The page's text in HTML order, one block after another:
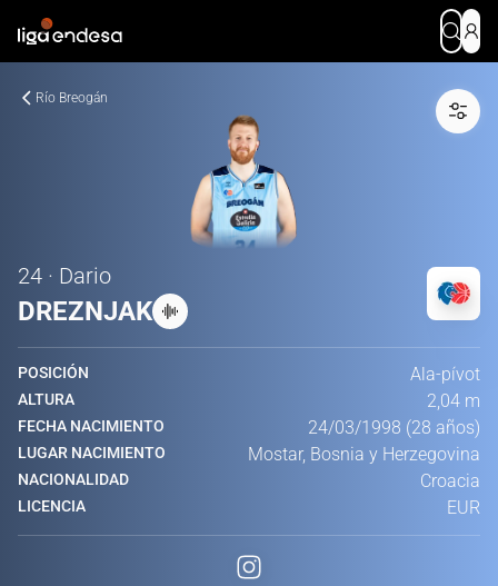
Río Breogán
24 · Dario
DREZNJAK
POSICIÓN Ala-pívot
ALTURA 2,04 m
FECHA NACIMIENTO 24/03/1998 (28 años)
LUGAR NACIMIENTO Mostar, Bosnia y Herzegovina
NACIONALIDAD Croacia
LICENCIA EUR